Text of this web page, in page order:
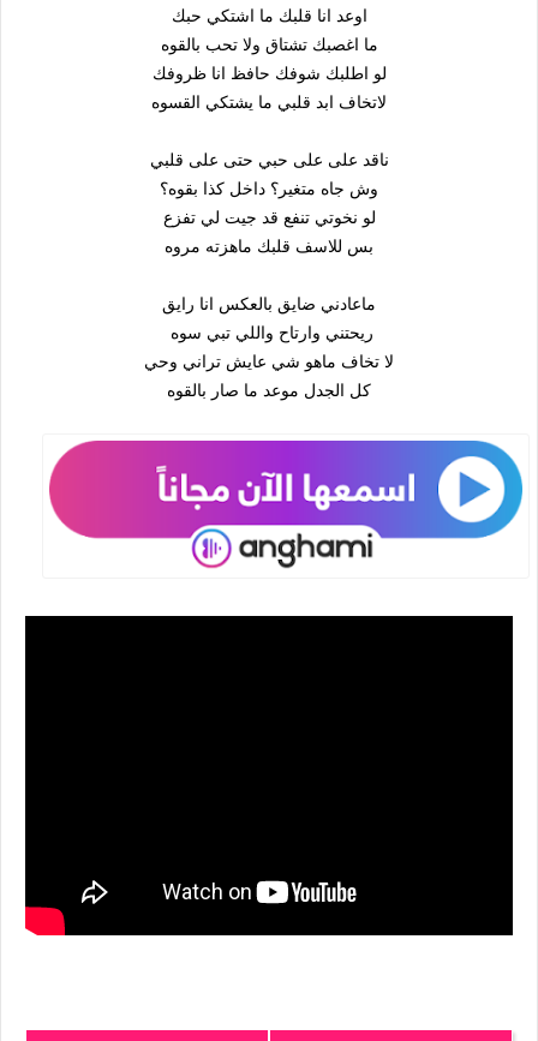
اوعد انا قلبك ما اشتكي حبك
ما اغصبك تشتاق ولا تحب بالقوه
لو اطلبك شوفك حافظ انا ظروفك
لاتخاف ابد قلبي ما يشتكي القسوه
ناقد على على حبي حتى على قلبي
وش جاه متغير؟ داخل كذا بقوه؟
لو نخوتي تنفع قد جيت لي تفزع
بس للاسف قلبك ماهزته مروه
ماعادني ضايق بالعكس انا رايق
ريحتني وارتاح واللي تبي سوه
لا تخاف ماهو شي عايش تراني وحي
كل الجدل موعد ما صار بالقوه